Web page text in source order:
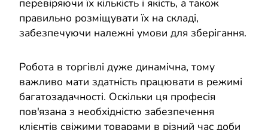
перевіряючи їх кількість і якість, а також
правильно розміщувати їх на складі,
забезпечуючи належні умови для зберігання.
Робота в торгівлі дуже динамічна, тому
важливо мати здатність працювати в режимі
багатозадачності. Оскільки ця професія
пов'язана з необхідністю забезпечення
клієнтів свіжими товарами в різний час доби